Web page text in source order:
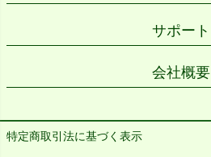
サポート
会社概要
特定商取引法に基づく表示